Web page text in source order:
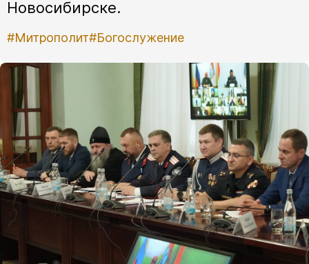
Новосибирске.
#Митрополит#Богослужение